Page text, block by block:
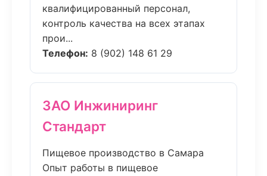
квалифицированный персонал,
контроль качества на всех этапах
прои...
Телефон: 8 (902) 148 61 29
ЗАО Инжиниринг
Стандарт
Пищевое производство в Самара
Опыт работы в пищевое